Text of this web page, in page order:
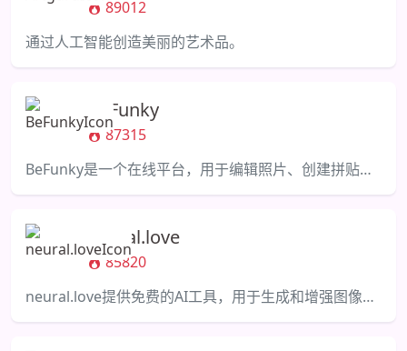
89012
通过人工智能创造美丽的艺术品。
BeFunky
87315
BeFunky是一个在线平台，用于编辑照片、创建拼贴画和设计图形。
neural.love
85820
neural.love提供免费的AI工具，用于生成和增强图像，并提供数百万的公共领域选项。